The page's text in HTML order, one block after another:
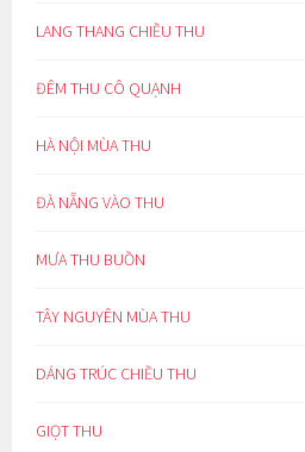
LANG THANG CHIỀU THU
ĐÊM THU CÔ QUẠNH
HÀ NỘI MÙA THU
ĐÀ NẴNG VÀO THU
MƯA THU BUỒN
TÂY NGUYÊN MÙA THU
DÁNG TRÚC CHIỀU THU
GIỌT THU